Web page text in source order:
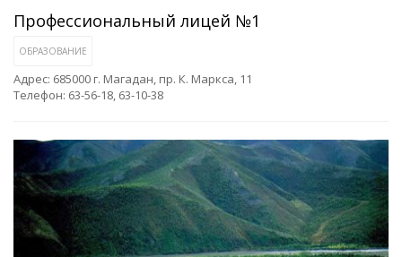
Профессиональный лицей №1
ОБРАЗОВАНИЕ
Адрес: 685000 г. Магадан, пр. К. Маркса, 11
Телефон: 63-56-18, 63-10-38